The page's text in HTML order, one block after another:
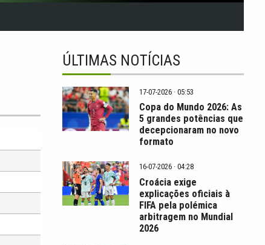
ÚLTIMAS NOTÍCIAS
17-07-2026 · 05:53
Copa do Mundo 2026: As
5 grandes potências que
decepcionaram no novo
formato
16-07-2026 · 04:28
Croácia exige
explicações oficiais à
FIFA pela polémica
arbitragem no Mundial
2026